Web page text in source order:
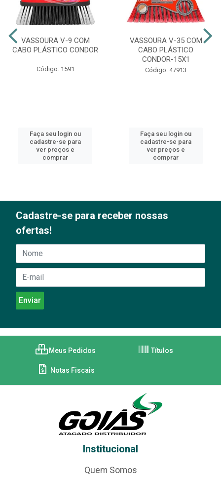
VASSOURA V-9 COM
CABO PLÁSTICO CONDOR
Código: 1591
Faça seu login ou
cadastre-se para
ver preços e
comprar
VASSOURA V-35 COM
CABO PLÁSTICO
CONDOR-15X1
Código: 47913
Faça seu login ou
cadastre-se para
ver preços e
comprar
Cadastre-se para receber nossas
ofertas!
Meus Pedidos Títulos
Notas Fiscais
Institucional
Quem Somos